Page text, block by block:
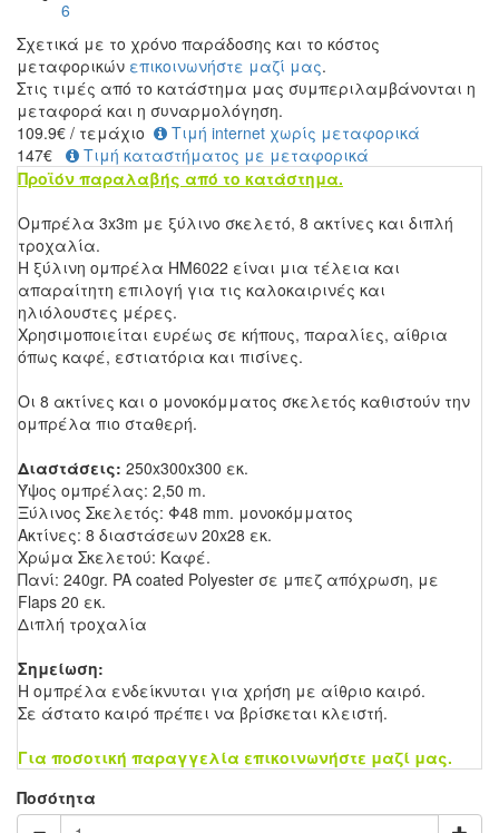
Σχετικά με το χρόνο παράδοσης και το κόστος
μεταφορικών επικοινωνήστε μαζί μας.
Στις τιμές από το κατάστημα μας συμπεριλαμβάνονται η
μεταφορά και η συναρμολόγηση.
109.9€ / τεμάχιο
Τιμή internet χωρίς μεταφορικά
147€
Τιμή καταστήματος με μεταφορικά
Προϊόν παραλαβής από το κατάστημα.
Ομπρέλα 3x3m με ξύλινο σκελετό, 8 ακτίνες και διπλή
τροχαλία.
Η ξύλινη ομπρέλα HM6022 είναι μια τέλεια και
απαραίτητη επιλογή για τις καλοκαιρινές και
ηλιόλουστες μέρες.
Χρησιμοποιείται ευρέως σε κήπους, παραλίες, αίθρια
όπως καφέ, εστιατόρια και πισίνες.
Οι 8 ακτίνες και ο μονοκόμματος σκελετός καθιστούν την
ομπρέλα πιο σταθερή.
Διαστάσεις: 250x300x300 εκ.
Ύψος ομπρέλας: 2,50 m.
Ξύλινος Σκελετός: Φ48 mm. μονοκόμματος
Ακτίνες: 8 διαστάσεων 20x28 εκ.
Χρώμα Σκελετού: Καφέ.
Πανί: 240gr. PA coated Polyester σε μπεζ απόχρωση, με
Flaps 20 εκ.
Διπλή τροχαλία
Σημείωση:
Η ομπρέλα ενδείκνυται για χρήση με αίθριο καιρό.
Σε άστατο καιρό πρέπει να βρίσκεται κλειστή.
Για ποσοτική παραγγελία επικοινωνήστε μαζί μας.
Ποσότητα